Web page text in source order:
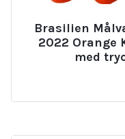
Brasilien
2022 Orange
med